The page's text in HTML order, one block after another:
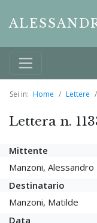
Sei in: Home Lettere
Lettera n.
Mittente
Manzoni, Alessandro
Destinatario
Manzoni, Matilde
Data